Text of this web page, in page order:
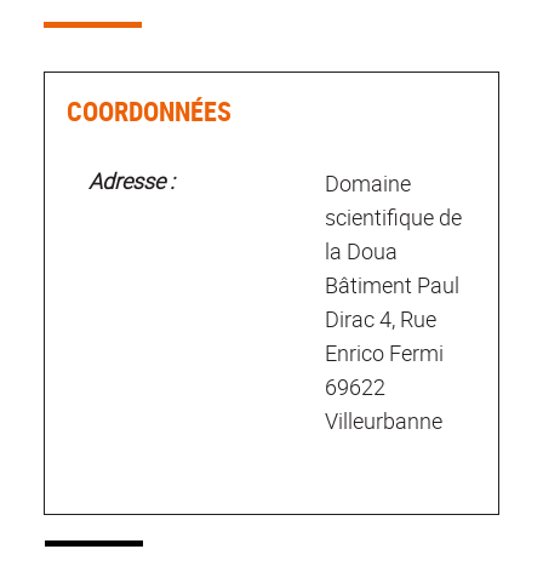
COORDONNÉES
Adresse :
Domaine
scientifique de
la Doua
Bâtiment Paul
Dirac 4, Rue
Enrico Fermi
69622
Villeurbanne